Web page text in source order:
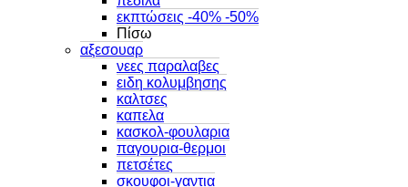
εκπτώσεις -40% -50%
Πίσω
αξεσουαρ
νεες παραλαβες
ειδη κολυμβησης
καλτσες
καπελα
κασκολ-φουλαρια
παγουρια-θερμοι
πετσέτες
σκουφοι-γαντια